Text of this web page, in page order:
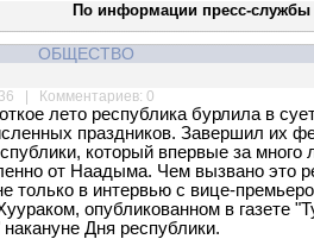
По информации пресс-службы
ОБЩЕСТВО
| Комментариев: 0
лето республика бурлила в
праздников. Завершил их
который впервые за много
от Наадыма. Чем вызвано это
только в интервью с вице-
опубликованном в газете
накануне Дня республики.